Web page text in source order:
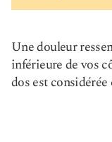
Une douleur
inférieure de vos
dos est